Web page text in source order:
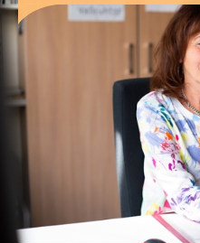
Karriere
Sozialdienste & Zuweisende
Leichte Sprache
Gebärdensprache